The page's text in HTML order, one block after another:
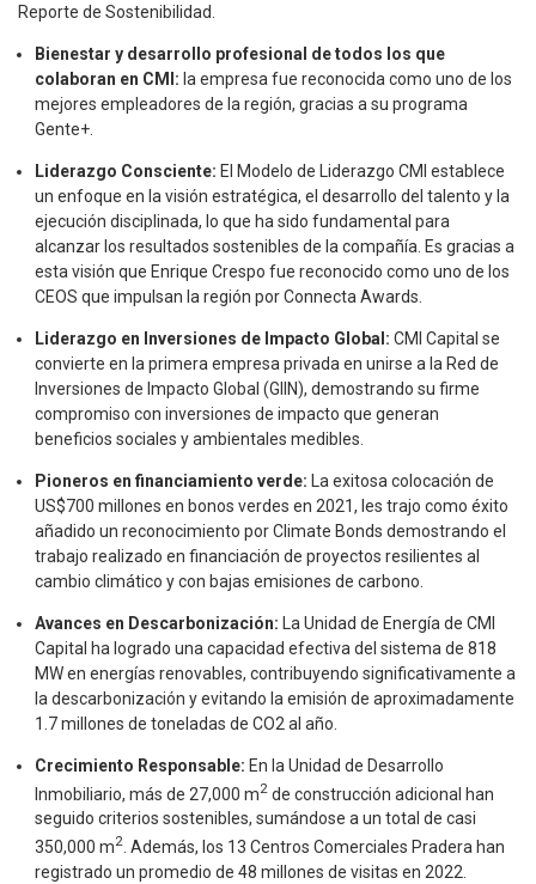
Reporte de Sostenibilidad.
Bienestar y desarrollo profesional de todos los que
colaboran en CMI: la empresa fue reconocida como uno de los
mejores empleadores de la región, gracias a su programa
Gente+.
Liderazgo Consciente: El Modelo de Liderazgo CMI establece
un enfoque en la visión estratégica, el desarrollo del talento y la
ejecución disciplinada, lo que ha sido fundamental para
alcanzar los resultados sostenibles de la compañía. Es gracias a
esta visión que Enrique Crespo fue reconocido como uno de los
CEOS que impulsan la región por Connecta Awards.
Liderazgo en Inversiones de Impacto Global: CMI Capital se
convierte en la primera empresa privada en unirse a la Red de
Inversiones de Impacto Global (GIIN), demostrando su firme
compromiso con inversiones de impacto que generan
beneficios sociales y ambientales medibles.
Pioneros en financiamiento verde: La exitosa colocación de
US$700 millones en bonos verdes en 2021, les trajo como éxito
añadido un reconocimiento por Climate Bonds demostrando el
trabajo realizado en financiación de proyectos resilientes al
cambio climático y con bajas emisiones de carbono.
Avances en Descarbonización: La Unidad de Energía de CMI
Capital ha logrado una capacidad efectiva del sistema de 818
MW en energías renovables, contribuyendo significativamente a
la descarbonización y evitando la emisión de aproximadamente
1.7 millones de toneladas de CO2 al año.
Crecimiento Responsable: En la Unidad de Desarrollo
Inmobiliario, más de 27,000 m2 de construcción adicional han
seguido criterios sostenibles, sumándose a un total de casi
350,000 m2 . Además, los 13 Centros Comerciales Pradera han
registrado un promedio de 48 millones de visitas en 2022.